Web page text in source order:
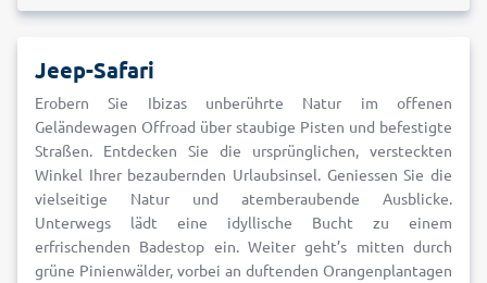
Jeep-Safari
Erobern Sie Ibizas unberührte Natur im offenen
Geländewagen Offroad über staubige Pisten und befestigte
Straßen. Entdecken Sie die ursprünglichen, versteckten
Winkel Ihrer bezaubernden Urlaubsinsel. Geniessen Sie die
vielseitige Natur und atemberaubende Ausblicke.
Unterwegs lädt eine idyllische Bucht zu einem
erfrischenden Badestop ein. Weiter geht’s mitten durch
grüne Pinienwälder, vorbei an duftenden Orangenplantagen